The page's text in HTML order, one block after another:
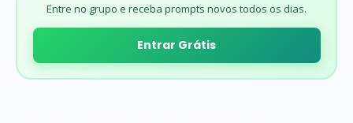
Entre no grupo e receba prompts novos todos os dias.
Entrar Grátis